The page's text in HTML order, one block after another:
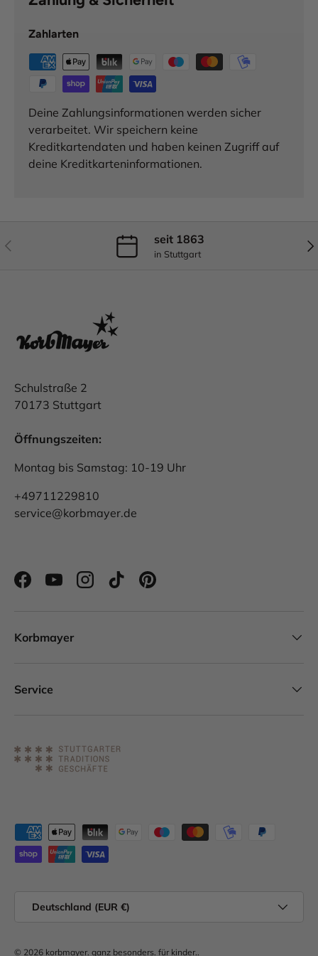
Zahlarten
Deine Zahlungsinformationen werden sicher
verarbeitet. Wir speichern keine
Kreditkartendaten und haben keinen Zugriff auf
deine Kreditkarteninformationen.
Vorherige seit 1863
in Stuttgart
Schulstraße 2
70173 Stuttgart
Öffnungszeiten:
Montag bis Samstag: 10-19 Uhr
+49711229810
service@korbmayer.de
FacebookYouTubeInstagramTikTokPinterest
Korbmayer
Service
Zahlungsmethoden
Deutschland (EUR €)
© 2026 korbmayer. ganz besonders. für kinder..